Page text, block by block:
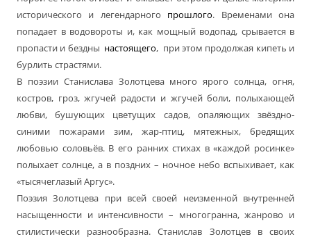
исторического и легендарного прошлого. Временами она
попадает в водовороты и, как мощный водопад, срывается в
пропасти и бездны настоящего, при этом продолжая кипеть и
бурлить страстями.
В поэзии Станислава Золотцева много ярого солнца, огня,
костров, гроз, жгучей радости и жгучей боли, полыхающей
любви, бушующих цветущих садов, опаляющих звёздно-
синими пожарами зим, жар-птиц, мятежных, бредящих
любовью соловьёв. В его ранних стихах в «каждой росинке»
полыхает солнце, а в поздних – ночное небо вспыхивает, как
«тысячеглазый Аргус».
Поэзия Золотцева при всей своей неизменной внутренней
насыщенности и интенсивности – многогранна, жанрово и
стилистически разнообразна. Станислав Золотцев в своих